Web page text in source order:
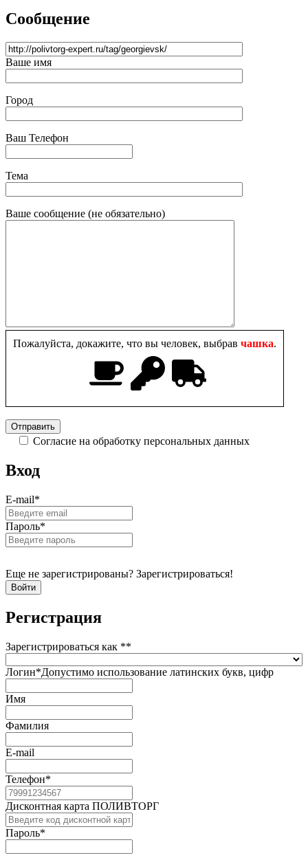
Сообщение
Ваше имя
Город
Ваш Телефон
Тема
Ваше сообщение (не обязательно)
Пожалуйста, докажите, что вы человек, выбрав чашка.
Согласие на обработку персональных данных
Вход
E-mail*
Пароль*
Еще не зарегистрированы? Зарегистрироваться!
Регистрация
Зарегистрироваться как **
Логин*Допустимо использование латинских букв, цифр
Имя
Фамилия
E-mail
Телефон*
Дисконтная карта ПОЛИВТОРГ
Пароль*